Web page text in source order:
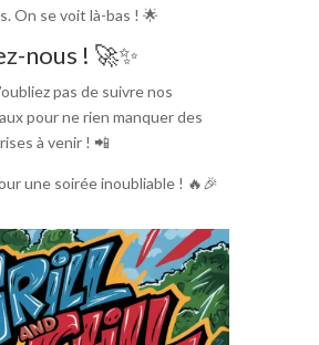
On se voit là-bas ! 🌟
nous ! 🚀✨
pas de suivre nos
pour ne rien manquer des
à venir ! 📲
une soirée inoubliable ! 🔥🎉